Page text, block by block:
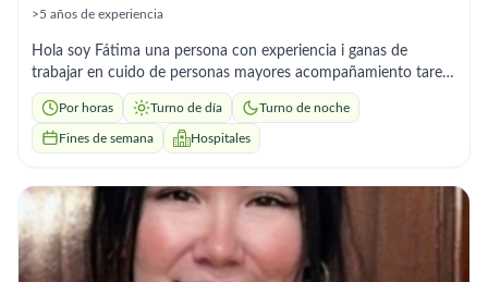
>5 años de experiencia
Hola soy Fátima una persona con experiencia i ganas de
trabajar en cuido de personas mayores acompañamiento tareas
del hogar soy muy responsable gracias
Por horas Turno de día Turno de noche
Fines de semana Hospitales